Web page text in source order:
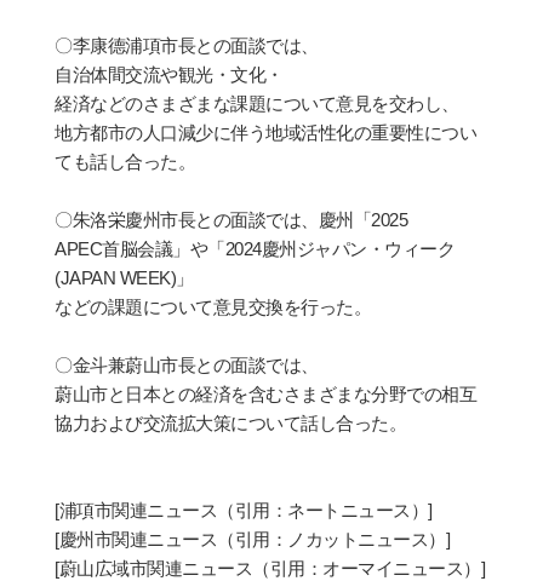
〇李康德浦項市長との面談では、
自治体間交流や観光・ 文化・
経済などのさまざまな課題について意見を交わし、
地方都市の人口減少に伴う地域活性化の重要性につい
ても話し合った。
〇朱洛栄慶州市長との面談では、慶州「2025
APEC首脳会議」や「2024慶州ジャパン・ウィーク
(JAPAN WEEK) 」
などの課題について意見交換を行った。
〇金斗兼蔚山市長との面談では、
蔚山市と日本との経済を含むさまざまな分野での相互
協力および交流拡大策について話し合った。
[浦項市関連ニュ ース （引用：ネートニュ ース） ]
[慶州市関連ニュ ース （引用：ノカットニュ ース） ]
[蔚山広域市関連ニュ ース（引用：オーマイニュ ース） ]